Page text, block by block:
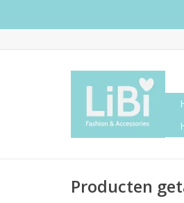
Producten